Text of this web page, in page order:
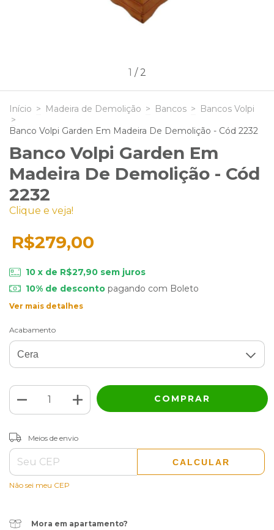
1 / 2
Início > Madeira de Demolição > Bancos > Bancos Volpi
>
Banco Volpi Garden Em Madeira De Demolição - Cód 2232
Banco Volpi Garden Em
Madeira De Demolição - Cód
2232
Clique e veja!
R$279,00
10 x de R$27,90 sem juros
10% de descontopagando com Boleto
Ver mais detalhes
Acabamento
Entregas para o CEP:
Meios de envio
CALCULAR
Não sei meu CEP
Mora em apartamento?